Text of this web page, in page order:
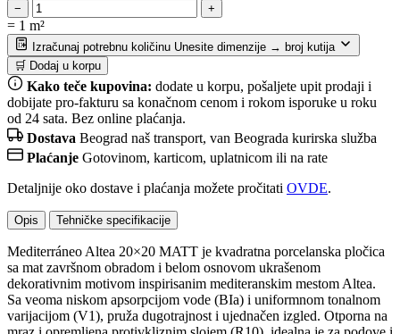
− +
= 1 m²
Izračunaj potrebnu količinu Unesite dimenzije → broj kutija
🛒 Dodaj u korpu
Kako teče kupovina: dodate u korpu, pošaljete upit prodaji i
dobijate pro-fakturu sa konačnom cenom i rokom isporuke u roku
od 24 sata. Bez online plaćanja.
Dostava Beograd naš transport, van Beograda kurirska služba
Plaćanje Gotovinom, karticom, uplatnicom ili na rate
Detaljnije oko dostave i plaćanja možete pročitati OVDE.
Opis Tehničke specifikacije
Mediterráneo Altea 20×20 MATT je kvadratna porcelanska pločica
sa mat završnom obradom i belom osnovom ukrašenom
dekorativnim motivom inspirisanim mediteranskim mestom Altea.
Sa veoma niskom apsorpcijom vode (BIa) i uniformnom tonalnom
varijacijom (V1), pruža dugotrajnost i ujednačen izgled. Otporna na